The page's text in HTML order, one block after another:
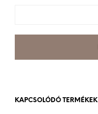
KAPCSOLÓDÓ TERMÉKEK